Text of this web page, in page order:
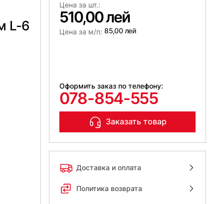
L-6
Цена за шт.:
510,00 лей
Цена за м/п: 85,00 лей
Оформить заказ по телефону:
078-854-555
Заказать товар
Доставка и оплата
Политика возврата